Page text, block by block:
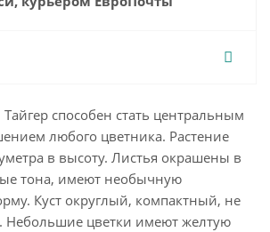
Тайгер способен стать центральным
любого цветника. Растение
в высоту. Листья окрашены в
тона, имеют необычную
Куст округлый, компактный, не
Небольшие цветки имеют желтую